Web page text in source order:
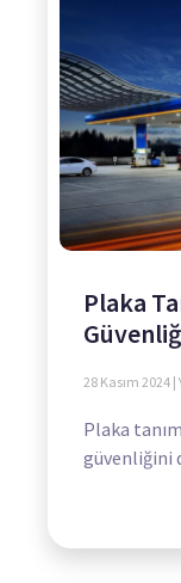
Plaka
28 Kasım 2024
Plaka
güvenliğini